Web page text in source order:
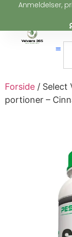
Anmeldelser,
Forside / Select
portioner –